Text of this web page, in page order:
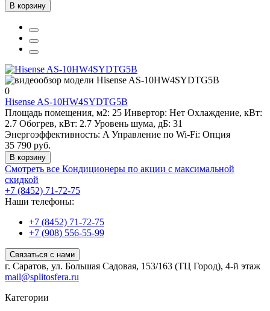
В корзину
0
Hisense AS-10HW4SYDTG5B
Площадь помещения, м2: 25 Инвертор: Нет Охлаждение, кВт:
2.7 Обогрев, кВт: 2.7 Уровень шума, дБ: 31
Энергоэффективность: A Управление по Wi-Fi: Опция
35 790 руб.
В корзину
Смотреть все Кондиционеры по акции с максимальной
скидкой
+7 (8452) 71-72-75
Наши телефоны:
+7 (8452) 71-72-75
+7 (908) 556-55-99
Связаться с нами
г. Саратов, ул. Большая Садовая, 153/163 (ТЦ Город), 4-й этаж
mail@splitosfera.ru
Категории